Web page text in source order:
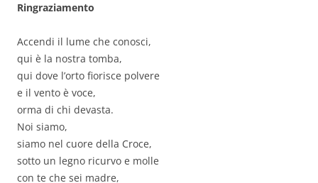
Ringraziamento
Accendi il lume che conosci,
qui è la nostra tomba,
qui dove l’orto fiorisce polvere
e il vento è voce,
orma di chi devasta.
Noi siamo,
siamo nel cuore della Croce,
sotto un legno ricurvo e molle
con te che sei madre,